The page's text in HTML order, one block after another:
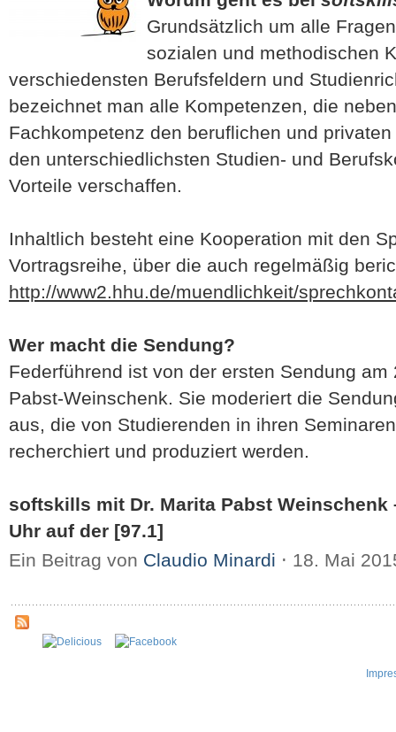
Grundsätzlich um alle
sozialen und methodischen
verschiedensten Berufsfeldern und
bezeichnet man alle Kompetenzen, die
Fachkompetenz den beruflichen und
den unterschiedlichsten Studien- und
Vorteile verschaffen.
Inhaltlich besteht eine Kooperation mit den
Vortragsreihe, über die auch regelmäßig
http://www2.hhu.de/muendlichkeit/
Wer macht die Sendung?
Federführend ist von der ersten Sendung am
Pabst-Weinschenk. Sie moderiert die
aus, die von Studierenden in ihren
recherchiert und produziert werden.
softskills mit Dr. Marita Pabst Weinschenk
Uhr auf der [97.1]
Ein Beitrag von Claudio Minardi ⋅ 18. Mai